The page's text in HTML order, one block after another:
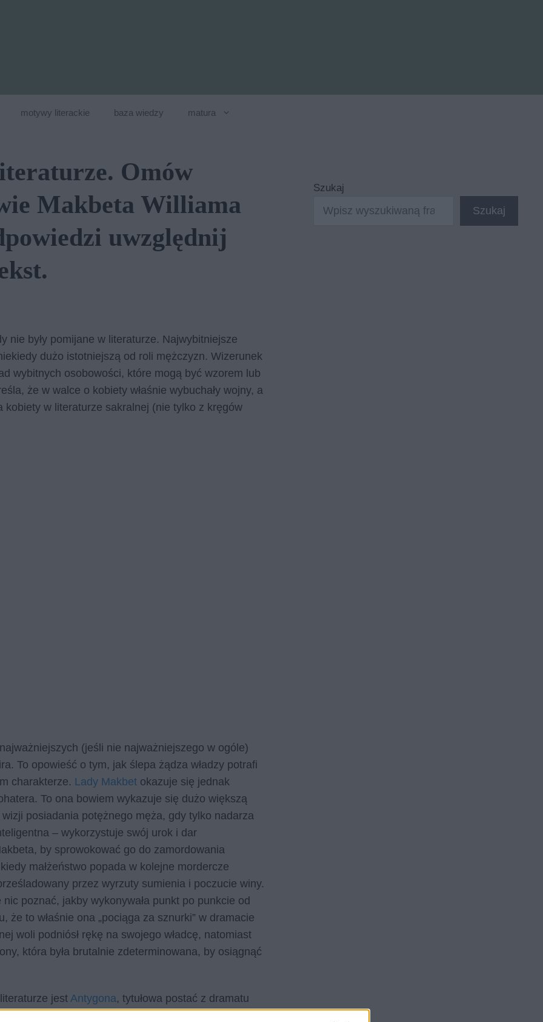
motywy literackie baza wiedzy matura
Omów
Makbeta Williama
uwzględnij
nie były pomijane w literaturze. Najwybitniejsze
dużo istotniejszą od roli mężczyzn. Wizerunek
wybitnych osobowości, które mogą być wzorem lub
że w walce o kobiety właśnie wybuchały wojny, a
kobiety w literaturze sakralnej (nie tylko z kręgów
(jeśli nie najważniejszego w ogóle)
To opowieść o tym, jak ślepa żądza władzy potrafi
charakterze. Lady Makbet okazuje się jednak
To ona bowiem wykazuje się dużo większą
posiadania potężnego męża, gdy tylko nadarza
– wykorzystuje swój urok i dar
by sprowokować go do zamordowania
małżeństwo popada w kolejne mordercze
przez wyrzuty sumienia i poczucie winy.
poznać, jakby wykonywała punkt po punkcie od
to właśnie ona „pociąga za sznurki” w dramacie
woli podniósł rękę na swojego władcę, natomiast
która była brutalnie zdeterminowana, by osiągnąć
jest Antygona, tytułowa postać z dramatu
córka zhańbionego króla Edypa. Przez kolejnego
Szukaj
Szukaj